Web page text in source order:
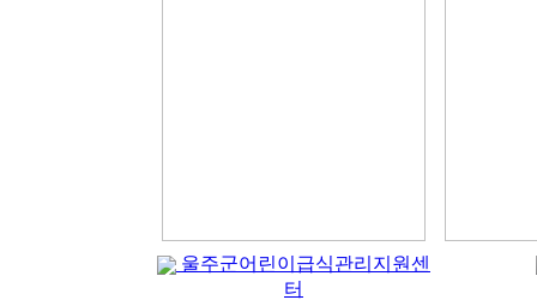
울주군어린이급식관리지원센
터